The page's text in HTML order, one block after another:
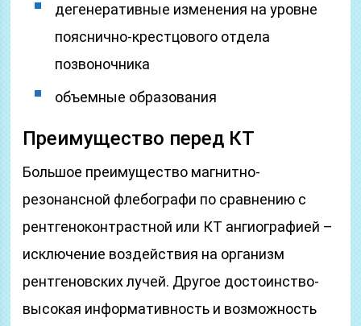
дегенеративные изменения на уровне
пояснично-крестцового отдела
позвоночника
объемные образования
Преимущество перед КТ
Большое преимущество магнитно-
резонансной флебографи по сравнению с
рентгеноконтрастной или КТ ангиографией –
исключение воздействия на организм
рентгеновских лучей. Другое достоинство-
высокая информативность и возможность